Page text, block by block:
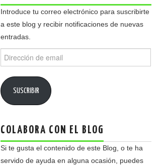
Introduce tu correo electrónico para suscribirte
a este blog y recibir notificaciones de nuevas
entradas.
de
SUSCRIBIR
COLABORA CON EL BLOG
Si te gusta el contenido de este Blog, o te ha
servido de ayuda en alguna ocasión, puedes